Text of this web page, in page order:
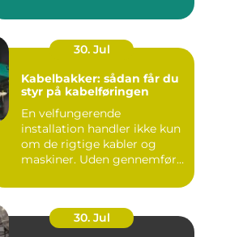
30. Jul
Kabelbakker: sådan får du
styr på kabelføringen
En velfungerende
installation handler ikke kun
om de rigtige kabler og
maskiner. Uden gennemført
30. Jul